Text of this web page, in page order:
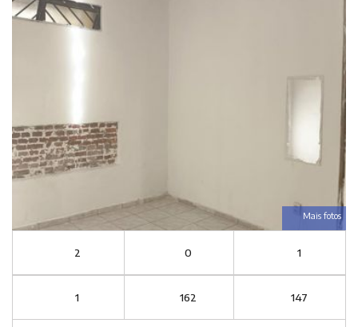
Mais fotos
2 0 1
1 162 147